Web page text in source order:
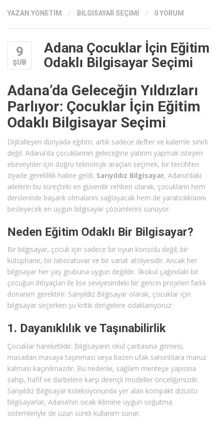
YAZAN:YONETIM / BILGISAYAR SEÇIMI / 0 YORUM
9
ŞUB
Adana Çocuklar İçin Eğitim
Odaklı Bilgisayar Seçimi
Adana’da Geleceğin Yıldızları
Parlıyor: Çocuklar İçin Eğitim
Odaklı Bilgisayar Seçimi
Dijitalleşen dünyada eğitim, artık sadece defter ve kalemle sınırlı
değil. Adana’da çocuklarının geleceğine yatırım yapmak isteyen
ebeveynler için doğru teknolojik araçları seçmek, bir tercihten
ziyade gereklilik haline geldi. Sarıyıldız Bilgisayar, Adana’daki
ailelerin bu süreçteki en güvenilir rehberi olarak, çocukların hem
derslerinde başarılı olmalarını sağlayacak hem de yaratıcılıklarını
besleyecek en uygun bilgisayar çözümlerini sunuyor.
Neden Eğitim Odaklı Bir Bilgisayar?
Bir bilgisayar, çocuk için sadece bir oyun konsolu değil; bir
kütüphane, bir laboratuvar ve bir sanat atölyesidir. Ancak her
bilgisayar her yaş grubuna uygun değildir. İlkokul çağındaki bir
çocuğun ihtiyaçları ile lise seviyesindeki bir gencin projeleri farklı
donanım gerektirir. Sarıyıldız Bilgisayar olarak, çocuklar için
bilgisayar seçerken şu kritik dengelere odaklanıyoruz:
1. Dayanıklılık ve Taşınabilirlik
Çocuklar hareketlidir. Bilgisayarın okul çantasına girmesi,
masadan masaya taşınması veya bazen ufak sarsıntılara maruz
kalması kaçınılmazdır. Bu nedenle, sağlam menteşe yapısına
sahip, hafif ve darbelere karşı dirençli modeller önceliğimizdir.
Sarıyıldız Bilgisayar koleksiyonunda yer alan kompakt dizüstü
bilgisayarlar, Adana’nın sıcak iklimine uygun soğutma
sistemleriyle de uzun süreli kullanım sunar.